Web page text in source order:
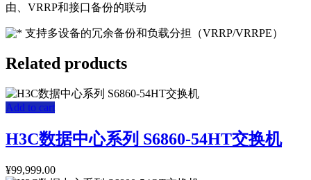
由、VRRP和接口备份的联动
支持多设备的冗余备份和负载分担（VRRP/VRRPE）
Related products
Add to cart
H3C数据中心系列 S6860-54HT交换机
¥99,999.00